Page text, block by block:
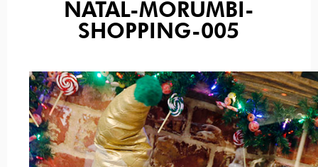
NATAL-MORUMBI-
SHOPPING-005